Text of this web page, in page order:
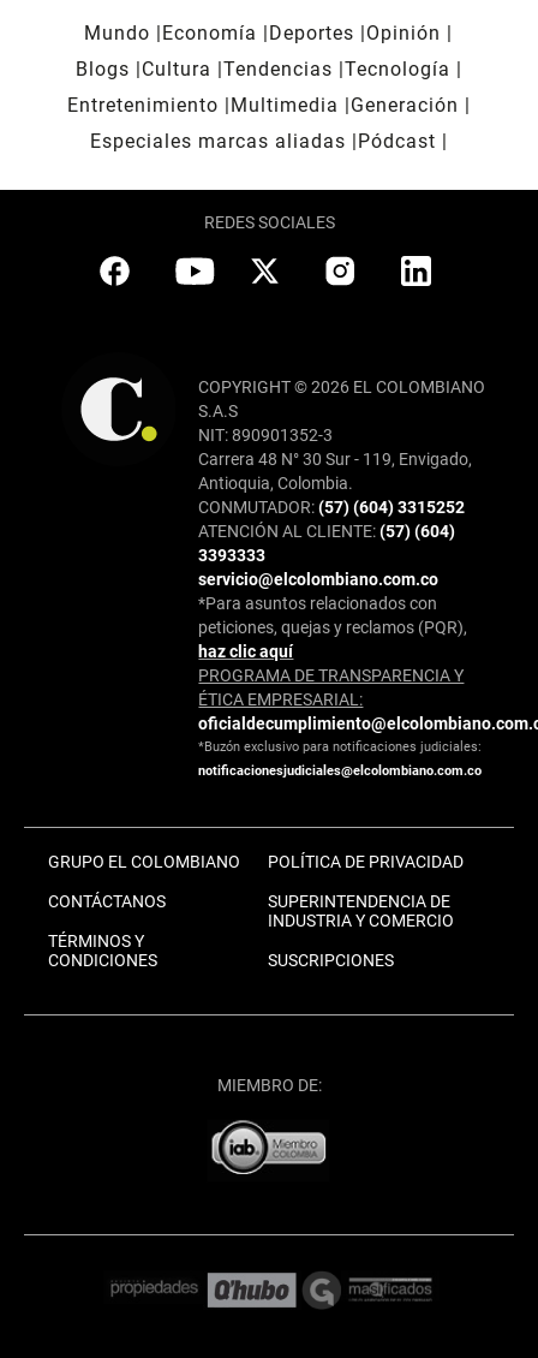
Mundo Economía Deportes
Opinión
Blogs
Cultura Tendencias Tecnología
Entretenimiento
Multimedia
Generación
Especiales marcas aliadas
Pódcast
REDES SOCIALES
COPYRIGHT © 2026 EL COLOMBIANO
S.A.S
NIT: 890901352-3
Carrera 48 N° 30 Sur - 119, Envigado,
Antioquia, Colombia.
CONMUTADOR:(57) (604) 3315252
ATENCIÓN AL CLIENTE:(57) (604)
3393333
servicio@elcolombiano.com.co
*Para asuntos relacionados con
peticiones, quejas y reclamos (PQR),
haz clic aquí
PROGRAMA DE TRANSPARENCIA Y
ÉTICA EMPRESARIAL:
*Buzón exclusivo para notificaciones judiciales:
notificacionesjudiciales@elcolombiano.com.co
GRUPO EL COLOMBIANO
CONTÁCTANOS
TÉRMINOS Y
CONDICIONES
POLÍTICA DE PRIVACIDAD
SUPERINTENDENCIA DE
INDUSTRIA Y COMERCIO
SUSCRIPCIONES
MIEMBRO DE: